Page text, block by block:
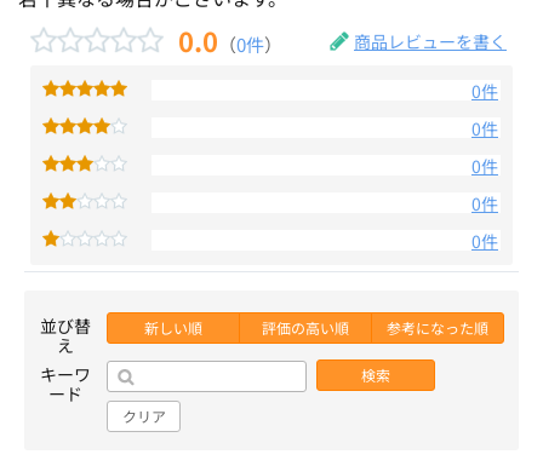
0.0 （0件） 商品レビューを書く
0件
0件
0件
0件
0件
並び替
え
新しい順 評価の高い順 参考になった順
キーワ
ード
検索
クリア